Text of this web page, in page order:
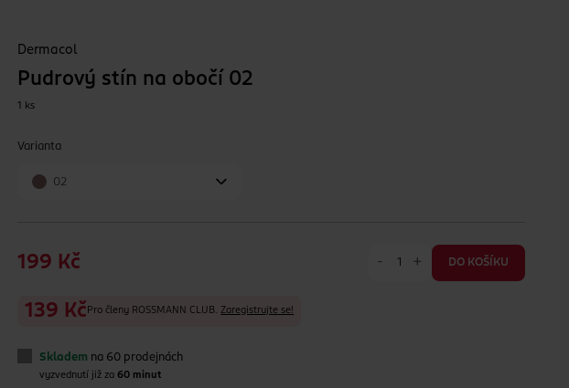
Dermacol
Pudrový stín na obočí 02
1 ks
Varianta
02
199 Kč - + DO KOŠÍKU
139 Kč Pro členy ROSSMANN CLUB. Zaregistrujte se!
Skladem na 60 prodejnách
vyzvednutí již za60 minut